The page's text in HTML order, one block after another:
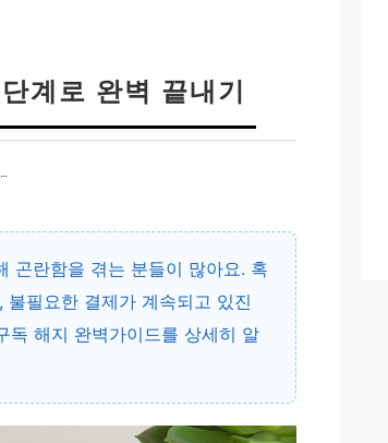
계로 완벽 끝내기
곤란함을 겪는 분들이 많아요. 혹
불필요한 결제가 계속되고 있진
독 해지 완벽가이드를 상세히 알